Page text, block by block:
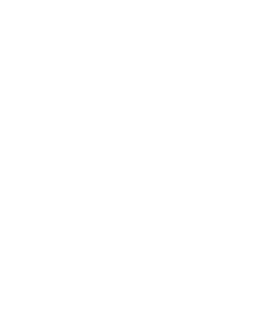
La suerte de éste es que se ha podido